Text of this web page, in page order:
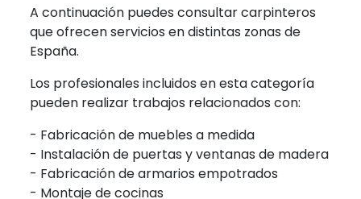
A continuación puedes consultar carpinteros
que ofrecen servicios en distintas zonas de
España.
Los profesionales incluidos en esta categoría
pueden realizar trabajos relacionados con:
- Fabricación de muebles a medida
- Instalación de puertas y ventanas de madera
- Fabricación de armarios empotrados
- Montaje de cocinas